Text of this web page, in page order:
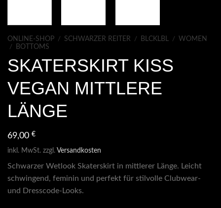
ONLINE-SHOP / SCHWARZER REITER / BLCKLBL /
WOMEN
/
BOTTOMS
SKATERSKIRT KISS
VEGAN MITTLERE
LÄNGE
69,00 €
inkl. MwSt. zzgl. Versandkosten
Schwarzer Wetlook Skaterskirt in mittlerer Länge. Leicht
schwingend, feminin und perfekt für stilvolle Clubwear-
und Dresscode-Looks.